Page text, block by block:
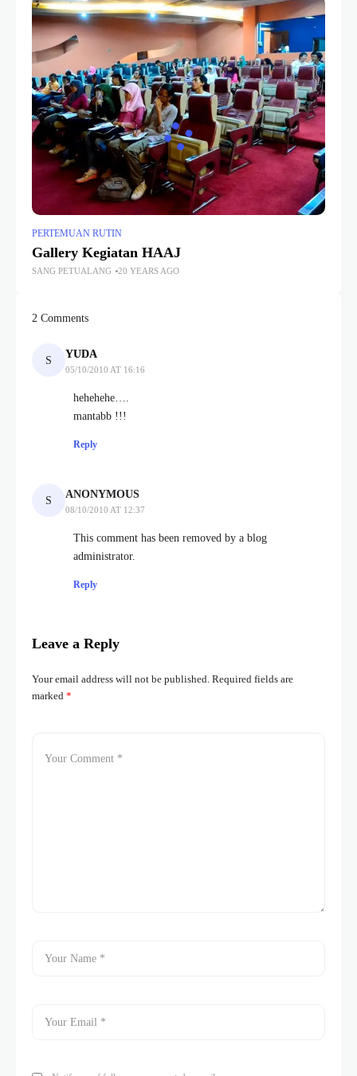
PERTEMUAN RUTIN
Gallery Kegiatan HAAJ
SANG PETUALANG 20 YEARS AGO
2 Comments
YUDA
05/10/2010 AT 16:16
hehehehe….
mantabb !!!
Reply
ANONYMOUS
08/10/2010 AT 12:37
This comment has been removed by a blog
administrator.
Reply
Leave a Reply
Your email address will not be published. Required fields are
marked *